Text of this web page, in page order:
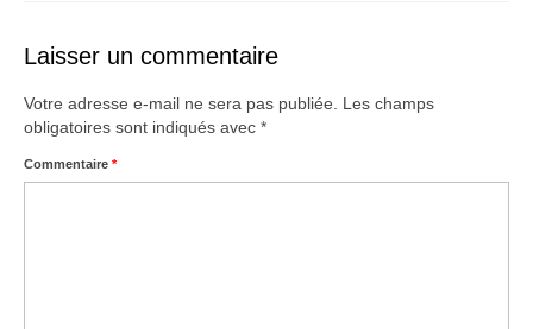
À propos
Blog
Galerie
Laisser un commentaire
Votre adresse e-mail ne sera pas publiée.
Les champs
obligatoires sont indiqués avec *
Commentaire *